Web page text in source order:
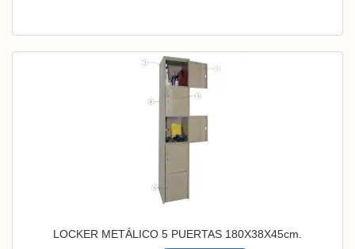
LOCKER METÁLICO 5 PUERTAS 180X38X45cm.